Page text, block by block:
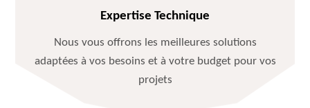
Expertise Technique
Nous vous offrons les meilleures solutions
adaptées à vos besoins et à votre budget pour vos
projets